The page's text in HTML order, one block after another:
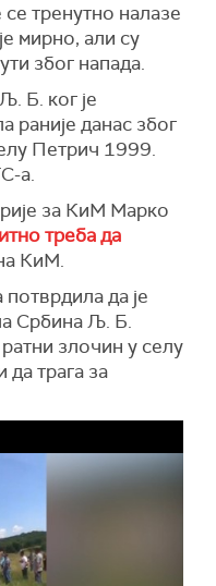
тренутно налазе
мирно, али су
због напада.
Б. ког је
раније данас због
Петрич 1999.
а.
за КиМ Марко
треба да
КиМ.
да је
Србина Љ. Б.
злочин у селу
трага за